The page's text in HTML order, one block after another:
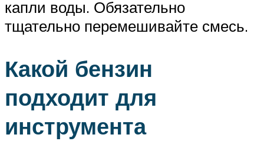
капли воды. Обязательно
тщательно перемешивайте смесь.
Какой бензин
подходит для
инструмента